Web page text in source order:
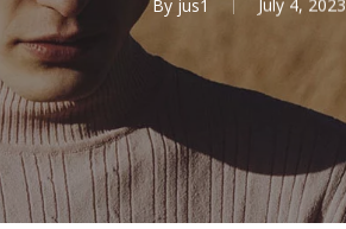
By jus1 July 4, 2023